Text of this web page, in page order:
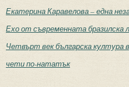
Екатерина Каравелова – една
Ехо от съвременната бразилска
Четвърт век българска култура
чети по-нататък